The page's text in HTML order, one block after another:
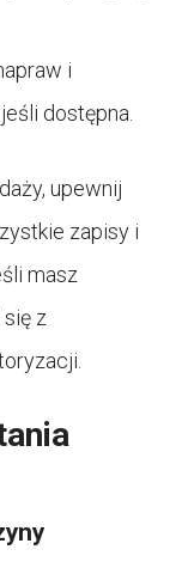
i
dostępna.
upewnij
zapisy i
masz
z